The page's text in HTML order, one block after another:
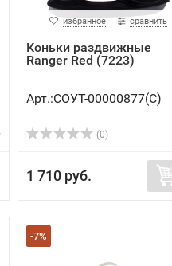
избранное сравнить
Коньки раздвижные
Ranger Red (7223)
Арт.:СОУТ-00000877(C)
(0)
1 710 руб.
-7%